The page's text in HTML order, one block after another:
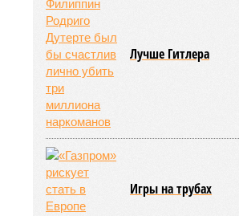
Лучше Гитлера
Игры на трубах